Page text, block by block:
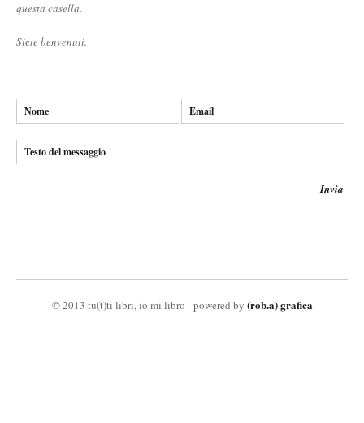
questa casella.
Siete benvenuti.
Invia
© 2013 tu(t)ti libri, io mi libro - powered by (rob.a) grafica